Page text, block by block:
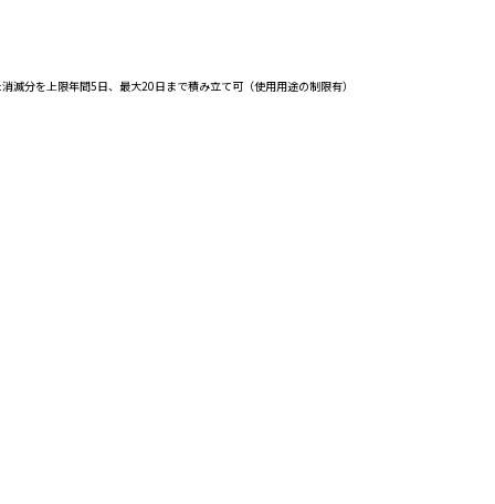
分を上限年間5日、最大20日まで積み立て可（使用用途の制限有）